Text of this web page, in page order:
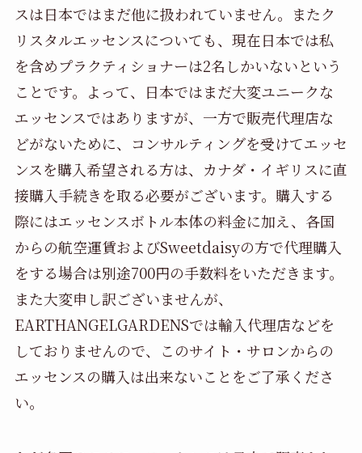
スは日本ではまだ他に扱われていません。またク
リスタルエッセンスについても、現在日本では私
を含めプラクティショナーは2名しかいないという
ことです。よって、日本ではまだ大変ユニークな
エッセンスではありますが、一方で販売代理店な
どがないために、コンサルティングを受けてエッセ
ンスを購入希望される方は、カナダ・イギリスに直
接購入手続きを取る必要がございます。購入する
際にはエッセンスボトル本体の料金に加え、各国
からの航空運賃およびSweetdaisyの方で代理購入
をする場合は別途700円の手数料をいただきます。
また大変申し訳ございませんが、
EARTHANGELGARDENSでは輸入代理店などを
しておりませんので、このサイト・サロンからの
エッセンスの購入は出来ないことをご了承くださ
い。